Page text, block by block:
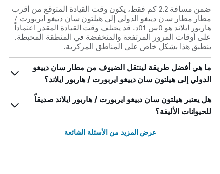
ضمن مسافة 2.2 كم فقط، يكون وقت القيادة المتوقع من أقرب
مطار مطار سان دييغو الدولي إلى هيلتون سان دييغو ايربورت /
هاربور ايلاند هو 0س 01د. قد يختلف وقت القيادة المقدر اعتماداً
على أوقات المرور المرتفعة والمنخفضة في المنطقة المحيطة.
ينطبق هذا بشكل خاص على المناطق المركزية.
ما هي أفضل طريقة لينتقل الضيوف من مطار سان دييغو
الدولي إلى هيلتون سان دييغو ايربورت / هاربور ايلاند؟
هل يعتبر هيلتون سان دييغو ايربورت / هاربور ايلاند صديقاً
للحيوانات الأليفة؟
عرض المزيد من الأسئلة الشائعة